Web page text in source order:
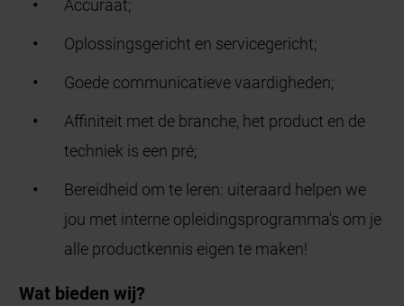
Accuraat;
Oplossingsgericht en servicegericht;
Goede communicatieve vaardigheden;
Affiniteit met de branche, het product en de
techniek is een pré;
Bereidheid om te leren: uiteraard helpen we
jou met interne opleidingsprogramma's om je
alle productkennis eigen te maken!
Wat bieden wij?